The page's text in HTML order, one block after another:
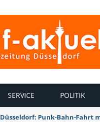
SERVICE POLITIK
Düsseldorf: Punk-Bahn-Fahrt